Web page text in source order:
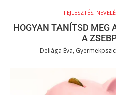
FEJLESZTÉS,
HOGYAN TANÍTSD MEG
A
Deliága Éva,